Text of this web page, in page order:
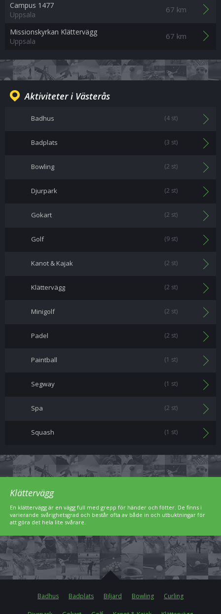
Campus 1477
Uppsala
67 km
Missionskyrkan Klättervägg
Uppsala
67 km
Aktiviteter i Västerås
Badhus (4 st)
Badplats (3 st)
Bowling (2 st)
Djurpark (2 st)
Gokart (2 st)
Golf (9 st)
Kanot & Kajak (2 st)
Klättervägg (2 st)
Minigolf (2 st)
Padel (2 st)
Paintball (1 st)
Segway (1 st)
Spa (2 st)
Squash (1 st)
Klättervägg
En klättervägg är en vägg full med grepp för händer och fötter. De finns i
varierande svårighetsgrad och består ofta av både in och utbuktningar för
att göra det hela lite svårare.
Badhus Badplats Biljard Bowling Curling